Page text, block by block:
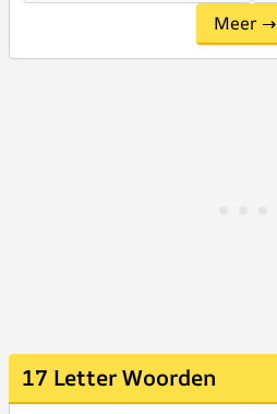
Meer →
17 Letter Woorden